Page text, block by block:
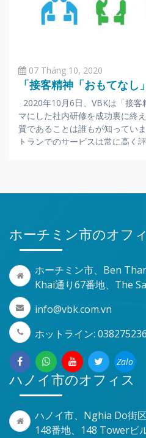
07 Tháng 10, 2020
「接客精神「おもてなし
2020年10月6日、VBKは「接
マにした社内研修を成功裏に終
質であることは誰もが知ってい
トランでのサービスは常に高く
ホーチミン市のオフ
ホーチミン市、Ben
Khai通り67番地、The
info@vbk.com.vn
ホットライン:
Zalo
ハノイ市のオフィス
ハノイ市、Nghia Do街
148番地、148 Towerビ